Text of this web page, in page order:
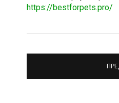
https://bestforpets.pro/